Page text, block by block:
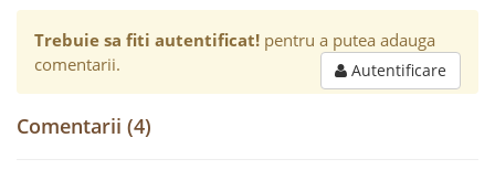
Trebuie sa fiti autentificat! pentru a putea adauga
comentarii.
Autentificare
Comentarii (4)